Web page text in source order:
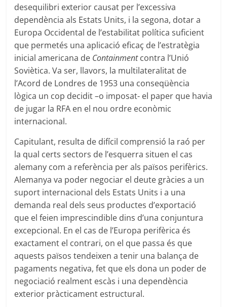
desequilibri exterior causat per l’excessiva
dependència als Estats Units, i la segona, dotar a
Europa Occidental de l’estabilitat política suficient
que permetés una aplicació eficaç de l’estratègia
inicial americana de Containmentcontra l’Unió
Soviètica. Va ser, llavors, la multilateralitat de
l’Acord de Londres de 1953 una conseqüència
lògica un cop decidit –o imposat- el paper que havia
de jugar la RFA en el nou ordre econòmic
internacional.
Capitulant, resulta de difícil comprensió la raó per
la qual certs sectors de l’esquerra situen el cas
alemany com a referència per als països perifèrics.
Alemanya va poder negociar el deute gràcies a un
suport internacional dels Estats Units i a una
demanda real dels seus productes d’exportació
que el feien imprescindible dins d’una conjuntura
excepcional. En el cas de l’Europa perifèrica és
exactament el contrari, on el que passa és que
aquests països tendeixen a tenir una balança de
pagaments negativa, fet que els dona un poder de
negociació realment escàs i una dependència
exterior pràcticament estructural.